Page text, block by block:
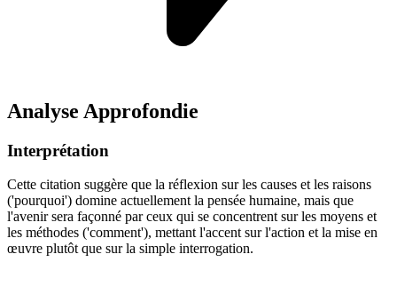
Analyse Approfondie
Interprétation
Cette citation suggère que la réflexion sur les causes et les raisons
('pourquoi') domine actuellement la pensée humaine, mais que
l'avenir sera façonné par ceux qui se concentrent sur les moyens et
les méthodes ('comment'), mettant l'accent sur l'action et la mise en
œuvre plutôt que sur la simple interrogation.